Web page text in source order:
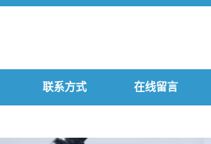
联系方式 在线留言